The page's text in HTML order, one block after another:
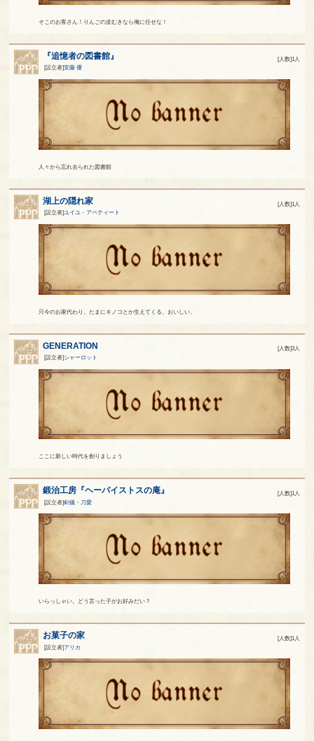
そこのお客さん！りんごの皮むきなら俺に任せな！
『追憶者の図書館』
[人数]1人
[設立者]安藤 優
人々から忘れ去られた図書館
湖上の隠れ家
[人数]1人
[設立者]ユイユ・アペティート
只今のお家代わり。たまにキノコとか生えてくる。おいしい。
GENERATION
[人数]3人
[設立者]シャーロット
ここに新しい時代を創りましょう
鍛治工房『ヘーパイストスの庵』
[人数]1人
[設立者]剣儀・刀愛
いらっしゃい。どう言った子がお好みだい？
お菓子の家
[人数]1人
[設立者]アリカ